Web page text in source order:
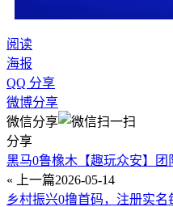
阅读
海报
QQ 分享
微博分享
微信分享
分享
黑马0鲁橡木【趣玩众安】团
« 上一篇2026-05-14
乡村振兴0撸首码，注册实名